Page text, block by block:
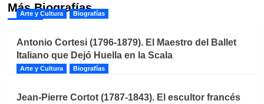
Más Biografías
Arte y Cultura Biografías
Antonio Cortesi (1796-1879). El Maestro del Ballet
Italiano que Dejó Huella en la Scala
Arte y Cultura Biografías
Jean-Pierre Cortot (1787-1843). El escultor francés